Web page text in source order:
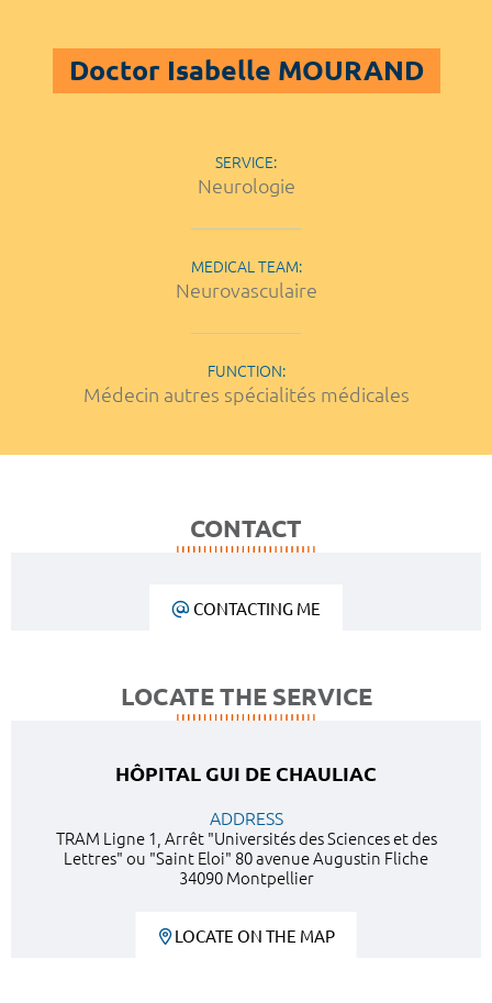
Doctor Isabelle MOURAND
SERVICE:
Neurologie
MEDICAL TEAM:
Neurovasculaire
FUNCTION:
Médecin autres spécialités médicales
CONTACT
CONTACTING ME
LOCATE THE SERVICE
HÔPITAL GUI DE CHAULIAC
ADDRESS
TRAM Ligne 1, Arrêt "Universités des Sciences et des
Lettres" ou "Saint Eloi" 80 avenue Augustin Fliche
34090 Montpellier
LOCATE ON THE MAP